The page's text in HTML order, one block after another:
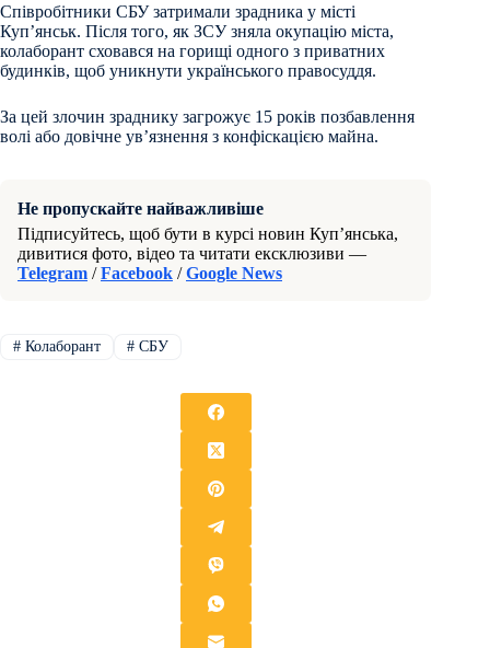
Співробітники СБУ затримали зрадника у місті
Куп’янськ. Після того, як ЗСУ зняла окупацію міста,
колаборант сховався на горищі одного з приватних
будинків, щоб уникнути українського правосуддя.
За цей злочин зраднику загрожує 15 років позбавлення
волі або довічне ув’язнення з конфіскацією майна.
Не пропускайте найважливіше
Підписуйтесь, щоб бути в курсі новин Куп’янська,
дивитися фото, відео та читати ексклюзиви —
Telegram /Facebook /Google News
#Колаборант #СБУ